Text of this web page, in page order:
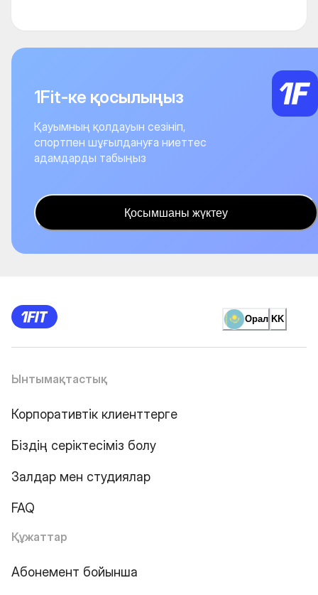
1Fit-ке қосылыңыз
Қауымның қолдауын сезініп,
спортпен шұғылдануға ниеттес
адамдарды табыңыз
Қосымшаны жүктеу
Орал KK
Ынтымақтастық
Корпоративтік клиенттерге
Біздің серіктесіміз болу
Залдар мен студиялар
FAQ
Құжаттар
Абонемент бойынша